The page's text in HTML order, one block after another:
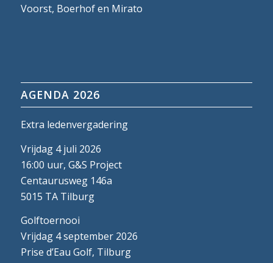
Voorst, Boerhof en Mirato
AGENDA 2026
Extra ledenvergadering
Vrijdag 4 juli 2026
16:00 uur, G&S Project
Centaurusweg 146a
5015 TA Tilburg
Golftoernooi
Vrijdag 4 september 2026
Prise d’Eau Golf, Tilburg